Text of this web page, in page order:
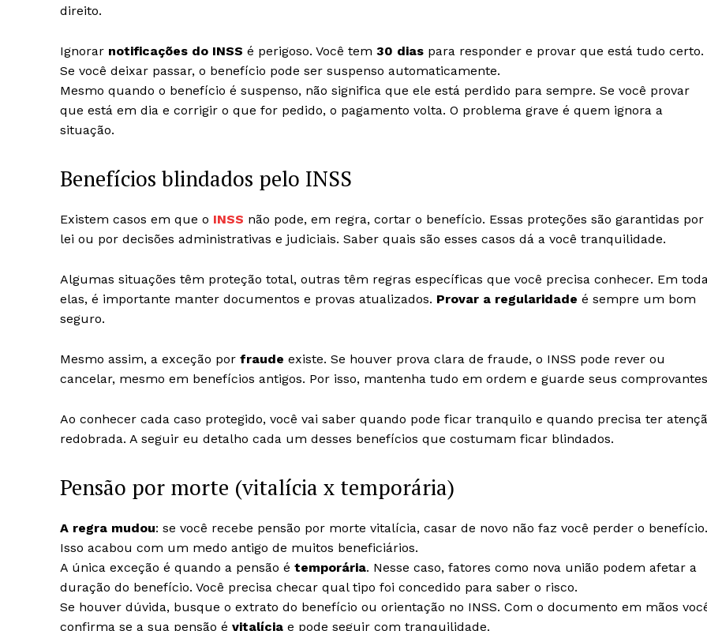
direito.
Ignorar notificações do INSS é perigoso. Você tem 30 dias para responder e provar que está tudo certo.
Se você deixar passar, o benefício pode ser suspenso automaticamente.
Mesmo quando o benefício é suspenso, não significa que ele está perdido para sempre. Se você provar
que está em dia e corrigir o que for pedido, o pagamento volta. O problema grave é quem ignora a
situação.
Benefícios blindados pelo INSS
Existem casos em que o INSS não pode, em regra, cortar o benefício. Essas proteções são garantidas por
lei ou por decisões administrativas e judiciais. Saber quais são esses casos dá a você tranquilidade.
Algumas situações têm proteção total, outras têm regras específicas que você precisa conhecer. Em
elas, é importante manter documentos e provas atualizados. Provar a regularidade é sempre um bom
seguro.
Mesmo assim, a exceção por fraude existe. Se houver prova clara de fraude, o INSS pode rever ou
cancelar, mesmo em benefícios antigos. Por isso, mantenha tudo em ordem e guarde seus
Ao conhecer cada caso protegido, você vai saber quando pode ficar tranquilo e quando precisa ter
redobrada. A seguir eu detalho cada um desses benefícios que costumam ficar blindados.
Pensão por morte (vitalícia x temporária)
A regra mudou: se você recebe pensão por morte vitalícia, casar de novo não faz você perder o benefício.
Isso acabou com um medo antigo de muitos beneficiários.
A única exceção é quando a pensão é temporária. Nesse caso, fatores como nova união podem afetar a
duração do benefício. Você precisa checar qual tipo foi concedido para saber o risco.
Se houver dúvida, busque o extrato do benefício ou orientação no INSS. Com o documento em mãos
confirma se a sua pensão é vitalícia e pode seguir com tranquilidade.